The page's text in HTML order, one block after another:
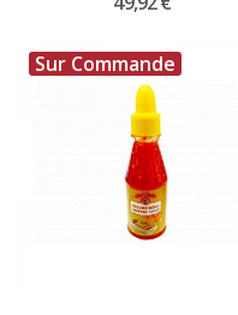
Sur Commande